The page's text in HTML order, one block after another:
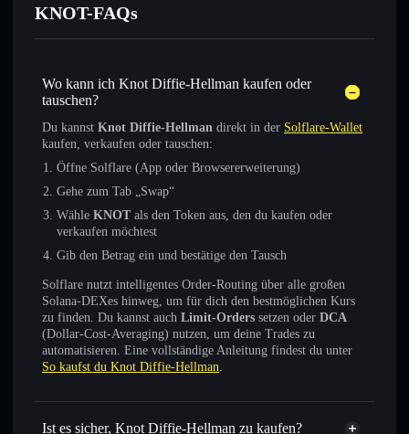
KNOT-FAQs
Wo kann ich Knot Diffie-Hellman kaufen oder
tauschen?
Du kannst Knot Diffie-Hellman direkt in der Solflare-Wallet
kaufen, verkaufen oder tauschen:
Öffne Solflare (App oder Browsererweiterung)
Gehe zum Tab „Swap“
Wähle KNOT als den Token aus, den du kaufen oder
verkaufen möchtest
Gib den Betrag ein und bestätige den Tausch
Solflare nutzt intelligentes Order-Routing über alle großen
Solana-DEXes hinweg, um für dich den bestmöglichen Kurs
zu finden. Du kannst auch Limit-Orders setzen oder DCA
(Dollar-Cost-Averaging) nutzen, um deine Trades zu
automatisieren. Eine vollständige Anleitung findest du unter
So kaufst du Knot Diffie-Hellman.
Ist es sicher, Knot Diffie-Hellman zu kaufen?